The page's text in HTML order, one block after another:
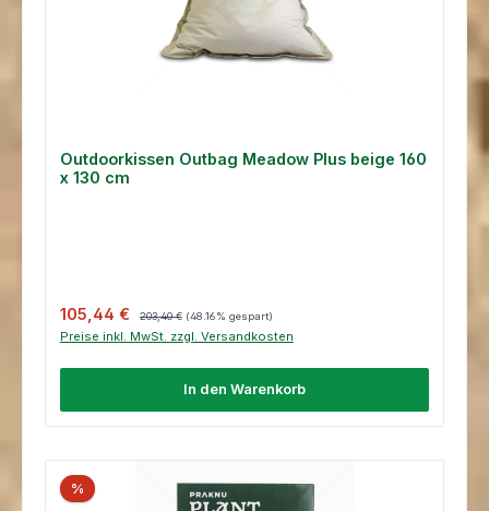
Outdoorkissen Outbag Meadow Plus beige 160
x 130 cm
Verkaufspreis:
105,44 € 203,40 € (48.16% gespart)
Preise inkl. MwSt. zzgl. Versandkosten
In den Warenkorb
%